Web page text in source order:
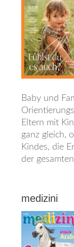
Baby und
Eltern mit
ganz gleich,
Kindes, die
der
medizini